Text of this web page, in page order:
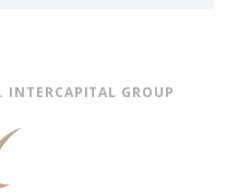
INTERCAPITAL GROUP